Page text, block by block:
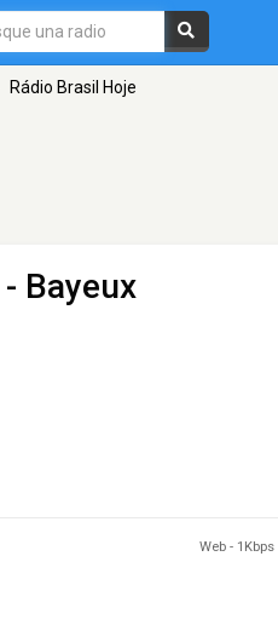
Rádio Brasil Hoje
- Bayeux
Web - 1Kbps